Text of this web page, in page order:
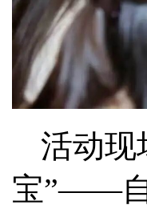
活动现
宝”——自